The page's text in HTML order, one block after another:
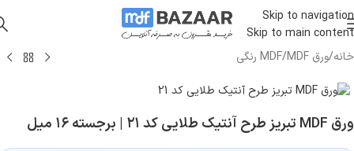
Skip to navigation
Skip to main content
خانه/ورق MDF /MDF رنگی
ورق MDF تبریز طرح آنتیک طلایی کد ۲۱ | برجسته ۱۶ میل